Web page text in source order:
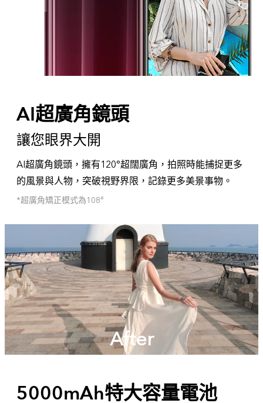
AI超廣角鏡頭
讓您眼界大開
AI超廣角鏡頭，擁有120°超闊廣角，拍照時能捕捉更多
的風景與人物，突破視野界限，記錄更多美景事物。
*超廣角矯正模式為108°
Before
5000mAh特大容量電池